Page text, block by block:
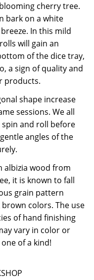
cherry tree.
bark on a white
In this mild
will gain an
of the dice tray,
a sign of quality and
products.
shape increase
sessions. We all
and roll before
angles of the
albizia wood from
it is known to fall
grain pattern
colors. The use
of hand finishing
vary in color or
of a kind!